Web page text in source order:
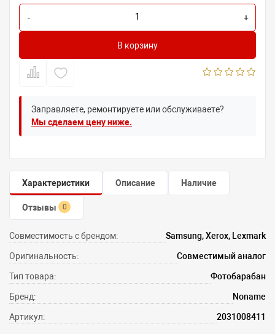
- +
В корзину
Заправляете, ремонтируете или обслуживаете?
Мы сделаем цену ниже.
Характеристики Описание Наличие
Отзывы 0
Совместимость с брендом: Samsung, Xerox, Lexmark
Оригинальность: Совместимый аналог
Тип товара: Фотобарабан
Бренд: Noname
Артикул: 2031008411